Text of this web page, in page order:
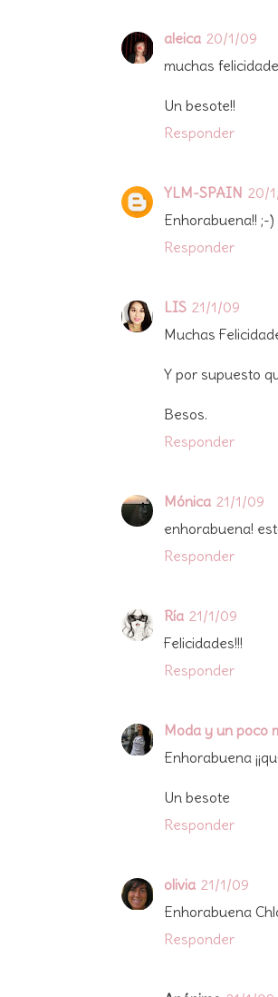
aleica 20/1/09
muchas
Un besote!!
Responder
YLM-SPAIN 20/
Enhorabuena!! ;-)
Responder
LIS 21/1/09
Muchas
Y por supuesto
Besos.
Responder
Mónica 21/1/09
enhorabuena!
Responder
Ría 21/1/09
Felicidades!!!
Responder
Moda y un poco
Enhorabuena
Un besote
Responder
olivia 21/1/09
Enhorabuena
Responder